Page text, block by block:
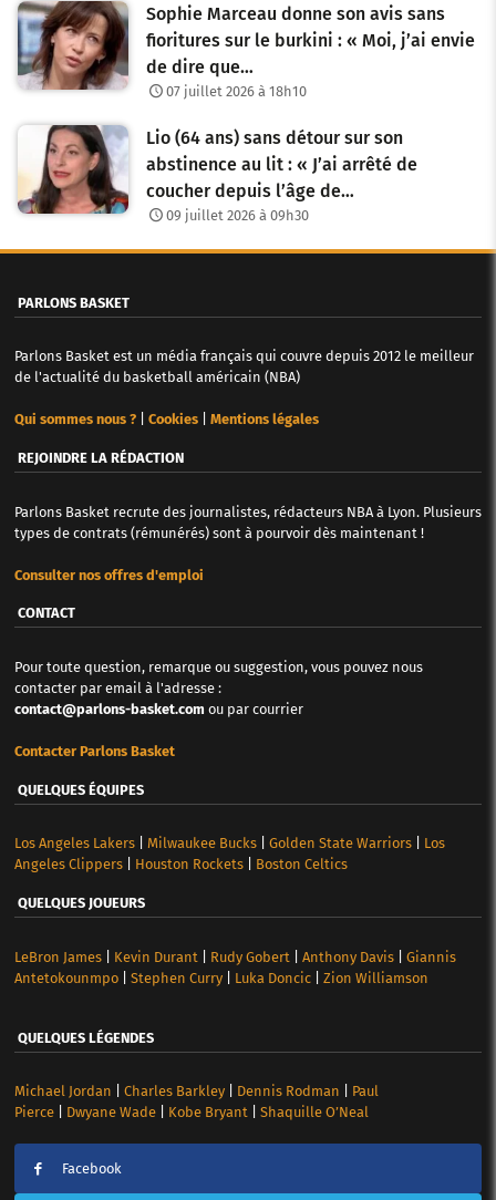
Sophie Marceau donne son avis sans
fioritures sur le burkini : « Moi, j’ai envie
de dire que…
07 juillet 2026 à 18h10
Lio (64 ans) sans détour sur son
abstinence au lit : « J’ai arrêté de
coucher depuis l’âge de…
09 juillet 2026 à 09h30
PARLONS BASKET
Parlons Basket est un média français qui couvre depuis 2012 le meilleur
de l'actualité du basketball américain (NBA)
Qui sommes nous ?| Cookies| Mentions légales
REJOINDRE LA RÉDACTION
Parlons Basket recrute des journalistes, rédacteurs NBA à Lyon. Plusieurs
types de contrats (rémunérés) sont à pourvoir dès maintenant !
Consulter nos offres d'emploi
CONTACT
Pour toute question, remarque ou suggestion, vous pouvez nous
contacter par email à l'adresse :
contact@parlons-basket.com ou par courrier
Contacter Parlons Basket
QUELQUES ÉQUIPES
Los Angeles Lakers| Milwaukee Bucks| Golden State Warriors| Los
Angeles Clippers| Houston Rockets| Boston Celtics
QUELQUES JOUEURS
LeBron James| Kevin Durant Rudy Gobert Anthony Davis| Giannis
Antetokounmpo| Stephen Curry| Luka Doncic| Zion Williamson
QUELQUES LÉGENDES
Michael Jordan Charles Barkley| Dennis Rodman
Paul
Pierce| Dwyane Wade| Kobe Bryant| Shaquille O’Neal
Facebook